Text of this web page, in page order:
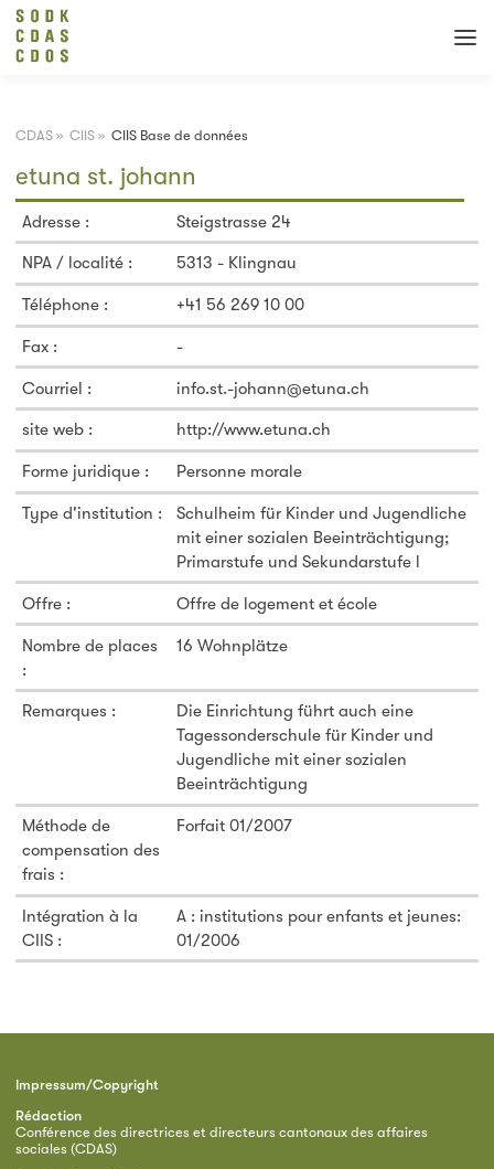
CDAS » CIIS » CIIS Base de données
etuna st. johann
Adresse : Steigstrasse 24
NPA / localité : 5313 - Klingnau
Téléphone : +41 56 269 10 00
Fax : -
Courriel : info.st.-johann@etuna.ch
site web : http://www.etuna.ch
Forme juridique : Personne morale
Type d'institution :
Schulheim für Kinder und Jugendliche
mit einer sozialen Beeinträchtigung;
Primarstufe und Sekundarstufe l
Offre : Offre de logement et école
Nombre de places
:
16 Wohnplätze
Remarques :
Die Einrichtung führt auch eine
Tagessonderschule für Kinder und
Jugendliche mit einer sozialen
Beeinträchtigung
Méthode de
compensation des
frais :
Forfait 01/2007
Intégration à la
CIIS :
A : institutions pour enfants et jeunes:
01/2006
Impressum/Copyright
Rédaction
Conférence des directrices et directeurs cantonaux des affaires
sociales (CDAS)